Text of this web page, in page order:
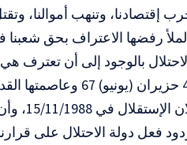
وتنهب أموالنا،
رفضها الاعتراف بحق شعبنا
بالوجود إلى أن تعترف هي
الفلسطينية المستقلة كاملة السيادة على
مجلسنا الوطني في العام
فعل دولة الاحتلال على